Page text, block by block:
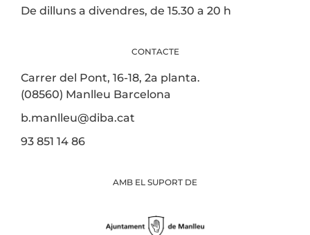
De dilluns a divendres, de 15.30 a 20 h
CONTACTE
Carrer del Pont, 16-18, 2a planta.
(08560) Manlleu Barcelona
b.manlleu@diba.cat
93 851 14 86
AMB EL SUPORT DE